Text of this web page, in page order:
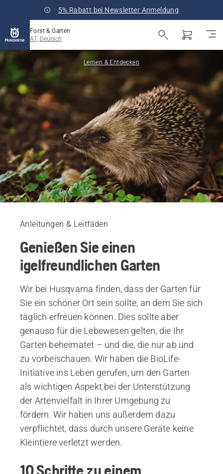
5% Rabatt bei Newsletter Anmeldung
Forst & Garten
AT, Deutsch
Lernen & Entdecken
Anleitungen & Leitfäden
Genießen Sie einen
igelfreundlichen Garten
Wir bei Husqvarna finden, dass der Garten für
Sie ein schöner Ort sein sollte, an dem Sie sich
täglich erfreuen können. Dies sollte aber
genauso für die Lebewesen gelten, die Ihr
Garten beheimatet – und die, die nur ab und
zu vorbeischauen. Wir haben die BioLife-
Initiative ins Leben gerufen, um den Garten
als wichtigen Aspekt bei der Unterstützung
der Artenvielfalt in Ihrer Umgebung zu
fördern. Wir haben uns außerdem dazu
verpflichtet, dass durch unsere Geräte keine
Kleintiere verletzt werden.
10 Schritte zu einem